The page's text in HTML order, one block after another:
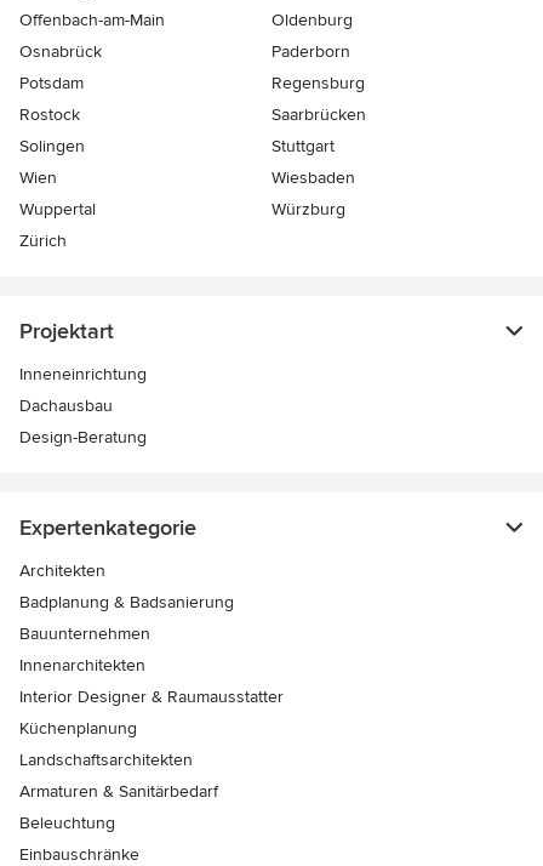
Offenbach-am-Main
Oldenburg
Osnabrück
Paderborn
Potsdam
Regensburg
Rostock
Saarbrücken
Solingen
Stuttgart
Wien
Wiesbaden
Wuppertal
Würzburg
Zürich
Projektart
Inneneinrichtung
Dachausbau
Design-Beratung
Expertenkategorie
Architekten
Badplanung & Badsanierung
Bauunternehmen
Innenarchitekten
Interior Designer & Raumausstatter
Küchenplanung
Landschaftsarchitekten
Armaturen & Sanitärbedarf
Beleuchtung
Einbauschränke